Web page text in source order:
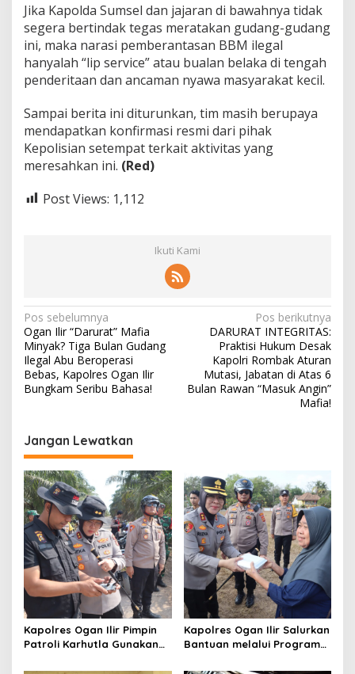
Jika Kapolda Sumsel dan jajaran di bawahnya tidak
segera bertindak tegas meratakan gudang-gudang
ini, maka narasi pemberantasan BBM ilegal
hanyalah “lip service” atau bualan belaka di tengah
penderitaan dan ancaman nyawa masyarakat kecil.
Sampai berita ini diturunkan, tim masih berupaya
mendapatkan konfirmasi resmi dari pihak
Kepolisian setempat terkait aktivitas yang
meresahkan ini. (Red)
Post Views: 1,112
Ikuti Kami
N
a
v
i
a
s
i
p
o
s
Pos sebelumnya
Ogan Ilir “Darurat” Mafia
Minyak? Tiga Bulan Gudang
Ilegal Abu Beroperasi
Bebas, Kapolres Ogan Ilir
Bungkam Seribu Bahasa!
Pos berikutnya
DARURAT INTEGRITAS:
Praktisi Hukum Desak
Kapolri Rombak Aturan
Mutasi, Jabatan di Atas 6
Bulan Rawan “Masuk Angin”
Mafia!
Jangan Lewatkan
Kapolres Ogan Ilir Pimpin
Patroli Karhutla Gunakan
Kapolres Ogan Ilir Salurkan
Bantuan melalui Program